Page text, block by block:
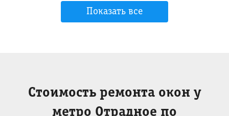
Показать все
Стоимость ремонта окон у
метро Отрадное по